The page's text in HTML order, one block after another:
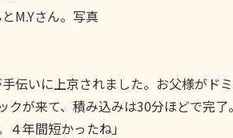
M.Yさん。写真
伝いに上京されました。お父様がド
が来て、積み込みは30分ほどで完了。
年間短かったね」